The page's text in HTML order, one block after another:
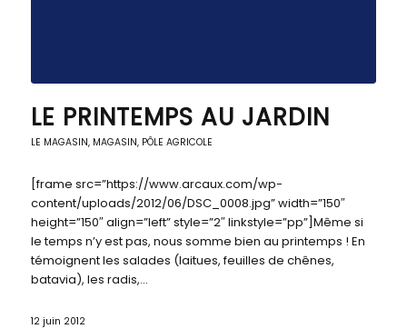
LE PRINTEMPS AU JARDIN
LE MAGASIN, MAGASIN, PÔLE AGRICOLE
[frame src=”https://www.arcaux.com/wp-
content/uploads/2012/06/DSC_0008.jpg” width=”150″
height=”150″ align=”left” style=”2″ linkstyle=”pp”]Même si
le temps n’y est pas, nous somme bien au printemps ! En
témoignent les salades (laitues, feuilles de chênes,
batavia), les radis,…
12 juin 2012